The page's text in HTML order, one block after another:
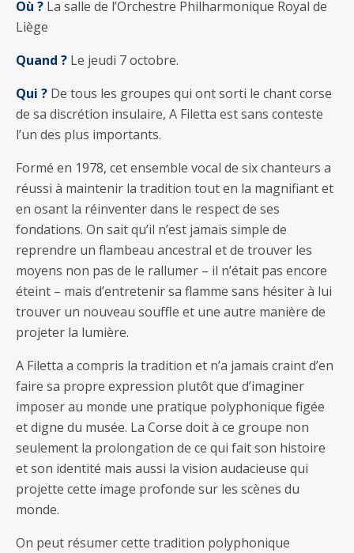
Où ? La salle de l’Orchestre Philharmonique Royal de
Liège
Quand ? Le jeudi 7 octobre.
Qui ? De tous les groupes qui ont sorti le chant corse
de sa discrétion insulaire, A Filetta est sans conteste
l’un des plus importants.
Formé en 1978, cet ensemble vocal de six chanteurs a
réussi à maintenir la tradition tout en la magnifiant et
en osant la réinventer dans le respect de ses
fondations. On sait qu’il n’est jamais simple de
reprendre un flambeau ancestral et de trouver les
moyens non pas de le rallumer – il n’était pas encore
éteint – mais d’entretenir sa flamme sans hésiter à lui
trouver un nouveau souffle et une autre manière de
projeter la lumière.
A Filetta a compris la tradition et n’a jamais craint d’en
faire sa propre expression plutôt que d’imaginer
imposer au monde une pratique polyphonique figée
et digne du musée. La Corse doit à ce groupe non
seulement la prolongation de ce qui fait son histoire
et son identité mais aussi la vision audacieuse qui
projette cette image profonde sur les scènes du
monde.
On peut résumer cette tradition polyphonique